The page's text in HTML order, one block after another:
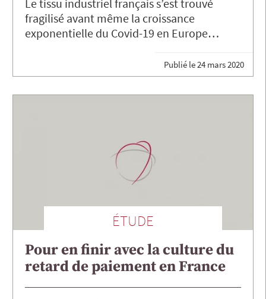
Le tissu industriel français s’est trouvé
fragilisé avant même la croissance
exponentielle du Covid-19 en Europe…
Publié le24 mars 2020
ÉTUDE
Pour en finir avec la culture du
retard de paiement en France